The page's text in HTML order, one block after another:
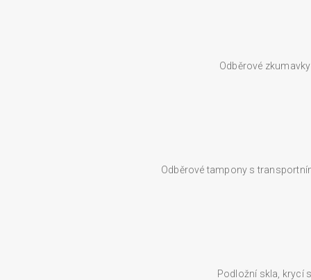
Odběrové
Odběrové tampony s
Podložní skla, krycí